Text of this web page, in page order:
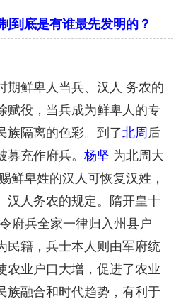
到底是有谁最先发明的？
期鲜卑人当兵、汉人 务农的
赋役，当兵成为鲜卑人的专
族隔离的色彩。到了北周 后
充作府兵。 杨坚 为北周大
鲜卑姓的汉人可恢复汉姓，
汉人务农的规定。隋开皇十
府兵全家一律归入州县户
民籍，兵士本人则由军府统
农业户口大增，促进了农业
族融合和时代趋势，有利于